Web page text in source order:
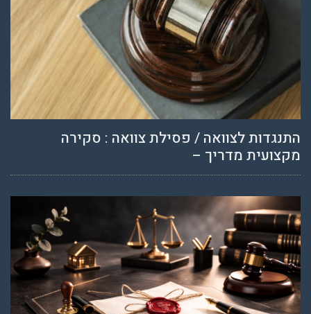
התנגדות לצוואה / פסילת צוואה : סקירה
מקצועית מדריך –